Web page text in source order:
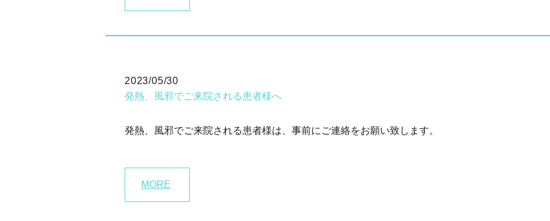
2023/05/30
発熱、風邪でご来院される患者様へ
発熱、風邪でご来院される患者様は、事前にご連絡をお願い致します。
MORE